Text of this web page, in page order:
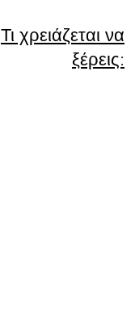
Τι χρειάζεται να
ξέρεις: